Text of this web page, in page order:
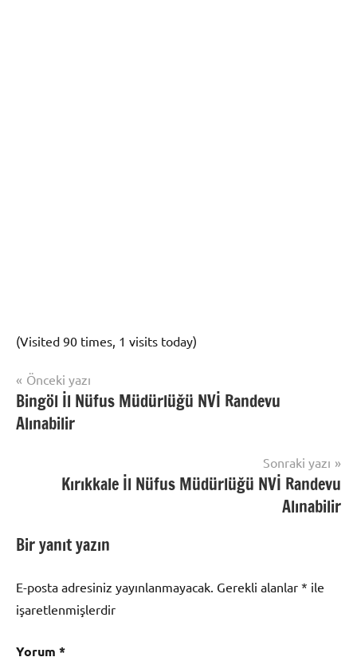
(Visited 90 times, 1 visits today)
Nüfus
İşlemleri
Yazı
gezinmesi
Önceki yazı
Bingöl İl Nüfus Müdürlüğü NVİ Randevu
Alınabilir
Sonraki yazı
Kırıkkale İl Nüfus Müdürlüğü NVİ Randevu
Alınabilir
Bir yanıt yazın
E-posta adresiniz yayınlanmayacak. Gerekli alanlar * ile
işaretlenmişlerdir
Yorum *